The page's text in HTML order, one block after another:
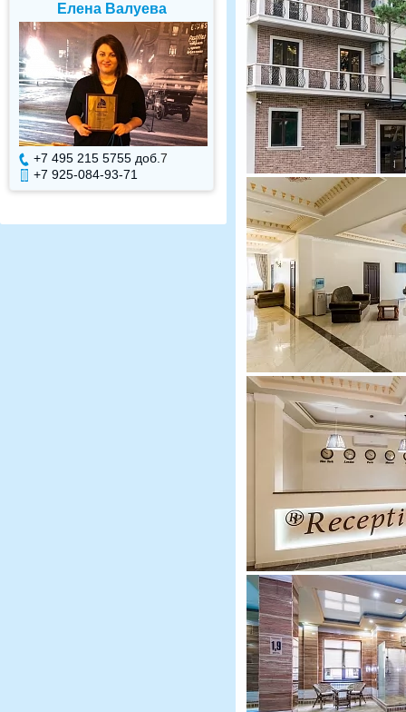
Елена Валуева
+7 495 215 5755 доб. 7
+7 925-084-93-71
Светлана
+7 495 215 5755 доб.
+7 925-084-93-70